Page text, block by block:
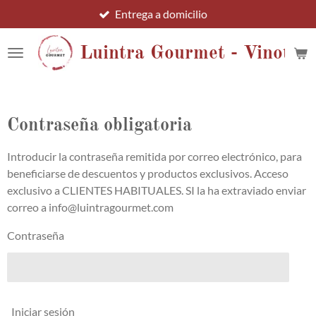
al
contenido
principal
Luintra Gourmet -
Entrega a domicilio
Contraseña obligatoria
Introducir la contraseña remitida por correo electrónico, para
beneficiarse de descuentos y productos exclusivos. Acceso
exclusivo a CLIENTES HABITUALES. SI la ha extraviado enviar
correo a info@luintragourmet.com
Contraseña
Iniciar sesión